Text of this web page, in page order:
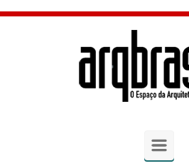
Skip to main content